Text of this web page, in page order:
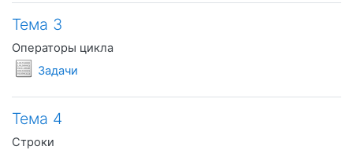
Тема 3
Операторы цикла
Задачи
Условия задач
Тема 4
Строки